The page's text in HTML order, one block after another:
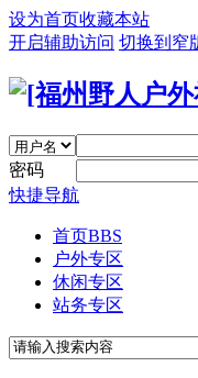
设为首页收藏本站
开启辅助访问 切换到窄
密码
快捷导航
首页BBS
户外专区
休闲专区
站务专区